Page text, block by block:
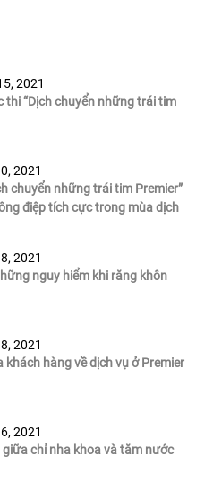
2021
thi “Dịch chuyển những trái tim
2021
chuyển những trái tim Premier”
điệp tích cực trong mùa dịch
2021
nguy hiểm khi răng khôn
2021
khách hàng về dịch vụ ở Premier
2021
giữa chỉ nha khoa và tăm nước